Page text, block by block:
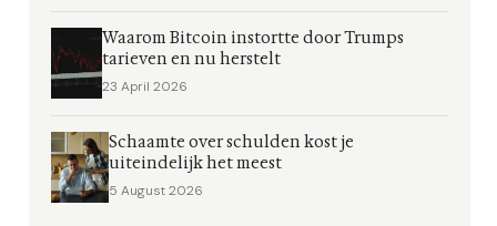
Waarom Bitcoin instortte door Trumps
tarieven en nu herstelt
23 April 2026
Schaamte over schulden kost je
uiteindelijk het meest
5 August 2026